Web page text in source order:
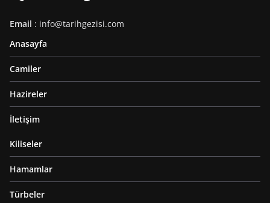
Email : info@tarihgezisi.com
Anasayfa
Camiler
Hazireler
İletişim
Kiliseler
Hamamlar
Türbeler